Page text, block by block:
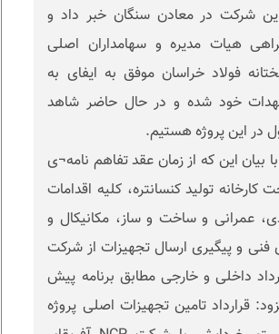
شرکت در معادن سنگان خبر داد و
هیات مدیره و سهامداران اصلی
فولاد خراسان موفق به ایفای به
خود شده و در حال حاضر شاهد
در این پروژه هستیم.
بیان این که از زمان عقد تفاهم نامه¬ی
تولید کنسانتره، کلیه اقدامات
عمرانی و ساخت و ساز، مکانیکال و
فنی و پیگیری ارسال تجهیزات از شرکت
داخلی و خارجی مطابق برنامه پیش
قرارداد تامین تجهیزات اصلی پروژه